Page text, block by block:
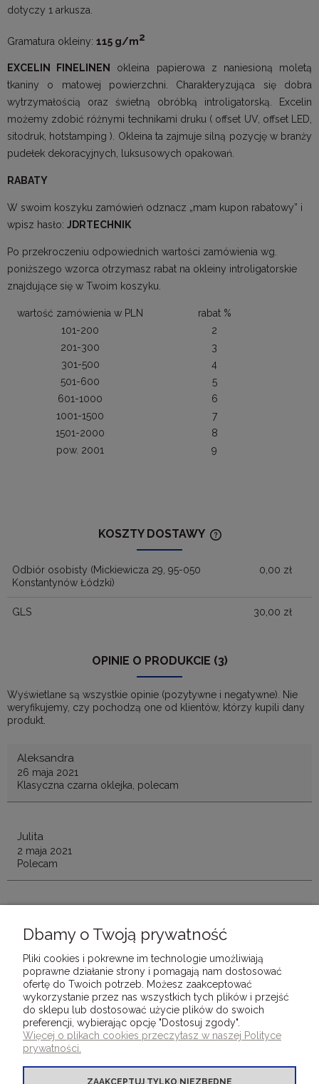
dotyczy 1 arkusza.
Gramatura okleiny: 115 g/m2
EXCELIN FINELINEN
okleina papierowa z naniesioną moletą
tkaniny o matowej powierzchni. Charakteryzująca się dobra
wytrzymałością oraz świetną obróbką introligatorską. Excelin
możemy zdobić różnymi technikami druku ( offset UV, offset LED,
sitodruk, hotstamping ). Okleina ta zajmuje silną pozycję w branży
pudełek dekoracyjnych, luksusowych opakowań.
RABATY
W swoim koszyku zamówień odznacz „mam kupon rabatowy” i
wpisz hasło: JDRTECHNIK
Po przekroczeniu odpowiednich wartości zamówienia wg.
poniższego wzorca otrzymasz rabat na okleiny introligatorskie
znajdujące się w Twoim koszyku.
wartość zamówienia w PLN
rabat %
101-200
2
201-300
3
301-500
4
501-600
5
601-1000
6
1001-1500
7
1501-2000
8
pow. 2001
9
KOSZTY DOSTAWY
Odbiór osobisty (Mickiewicza 29, 95-050
Konstantynów Łódzki)
0,00 zł
GLS 30,00 zł
OPINIE O PRODUKCIE (3)
Wyświetlane są wszystkie opinie (pozytywne i negatywne). Nie
weryfikujemy, czy pochodzą one od klientów, którzy kupili dany
produkt.
Aleksandra
26 maja 2021
Klasyczna czarna oklejka, polecam
Julita
2 maja 2021
Polecam
2 maja 2021
Polecam
DLA KLIENTÓW
Dbamy o Twoją prywatność
Pliki cookies i pokrewne im technologie umożliwiają
poprawne działanie strony i pomagają nam dostosować
ofertę do Twoich potrzeb. Możesz zaakceptować
wykorzystanie przez nas wszystkich tych plików i przejść
do sklepu lub dostosować użycie plików do swoich
preferencji, wybierając opcję "Dostosuj zgody".
Więcej o plikach cookies przeczytasz w naszej Polityce
prywatności.
ZAAKCEPTUJ TYLKO NIEZBĘDNE